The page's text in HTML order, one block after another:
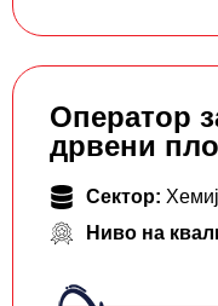
Оператор
дрвени
Сектор:
Ниво на